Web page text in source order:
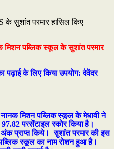
पब्लिक स्कूल के सुशांत परमार
पढ़ाई के लिए किया उपयोग: देवेंदर
मिशन पब्लिक स्कूल के मेधावी ने
97.82 परसेंटाइल स्कोर किया है।
प्राप्त किये। सुशांत परमार की इस
स्कूल का नाम रोशन हुआ है।